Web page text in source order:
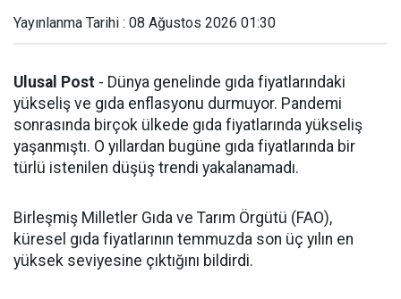
Yayınlanma Tarihi : 08 Ağustos 2026 01:30
Ulusal Post - Dünya genelinde gıda fiyatlarındaki
yükseliş ve gıda enflasyonu durmuyor. Pandemi
sonrasında birçok ülkede gıda fiyatlarında yükseliş
yaşanmıştı. O yıllardan bugüne gıda fiyatlarında bir
türlü istenilen düşüş trendi yakalanamadı.
Birleşmiş Milletler Gıda ve Tarım Örgütü (FAO),
küresel gıda fiyatlarının temmuzda son üç yılın en
yüksek seviyesine çıktığını bildirdi.